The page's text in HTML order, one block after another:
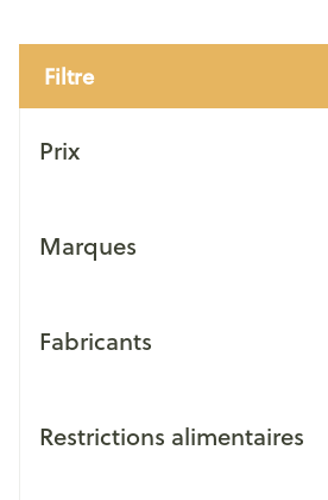
Filtre
Prix
Marques
Fabricants
Restrictions alimentaires